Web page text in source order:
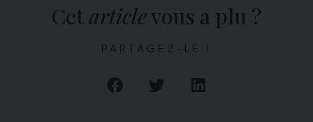
Cet articlevous a plu ?
PARTAGEZ-LE !